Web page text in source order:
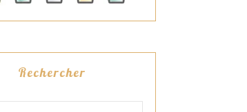
Rechercher